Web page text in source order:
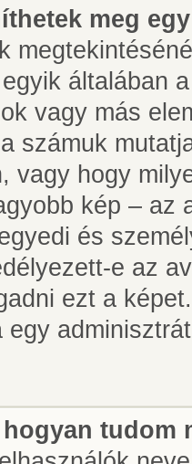
meg
általában
vagy más
számuk
vagy hogy
kép – az
és
e az
ezt a
egy
hogyan tudom